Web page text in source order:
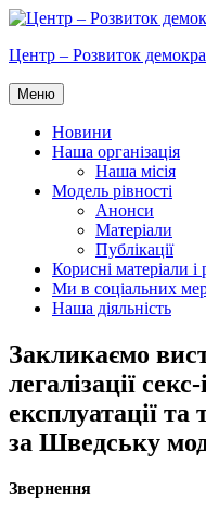
Перейти
вмісту
Центр – Розвиток
Меню
Новини
Наша організація
Наша місія
Модель рівності
Анонси
Матеріали
Публікації
Корисні матеріали і
Ми в соціальних
Наша діяльність
Закликаємо
легалізації
експлуатації
за Шведську
Звернення